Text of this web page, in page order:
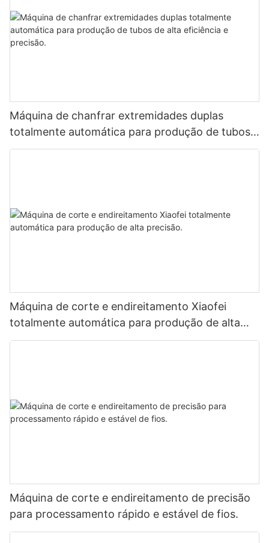
Máquina de chanfrar extremidades duplas
totalmente automática para produção de tubos
de alta eficiência e precisão.
Máquina de corte e endireitamento Xiaofei
totalmente automática para produção de alta
precisão.
Máquina de corte e endireitamento de precisão
para processamento rápido e estável de fios.